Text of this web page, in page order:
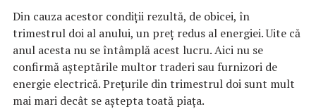
Din cauza acestor condiții rezultă, de obicei, în
trimestrul doi al anului, un preț redus al energiei. Uite că
anul acesta nu se întâmplă acest lucru. Aici nu se
confirmă așteptările multor traderi sau furnizori de
energie electrică. Prețurile din trimestrul doi sunt mult
mai mari decât se aștepta toată piața.